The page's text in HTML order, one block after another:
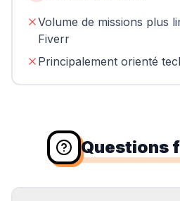
Volume de missions plus
Fiverr
Principalement orienté
Questions